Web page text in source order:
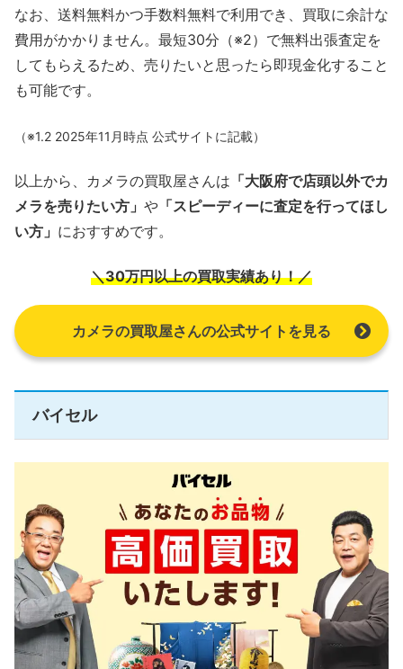
なお、送料無料かつ手数料無料で利用でき、買取に余計な
費用がかかりません。最短30分（※2）で無料出張査定を
してもらえるため、売りたいと思ったら即現金化すること
も可能です。
（※1.2 2025年11月時点 公式サイトに記載）
以上から、カメラの買取屋さんは 「大阪府で店頭以外でカ
メラを売りたい方」 や 「スピーディーに査定を行ってほし
い方」 におすすめです。
＼30万円以上の買取実績あり！／
カメラの買取屋さんの公式サイトを見る
バイセル